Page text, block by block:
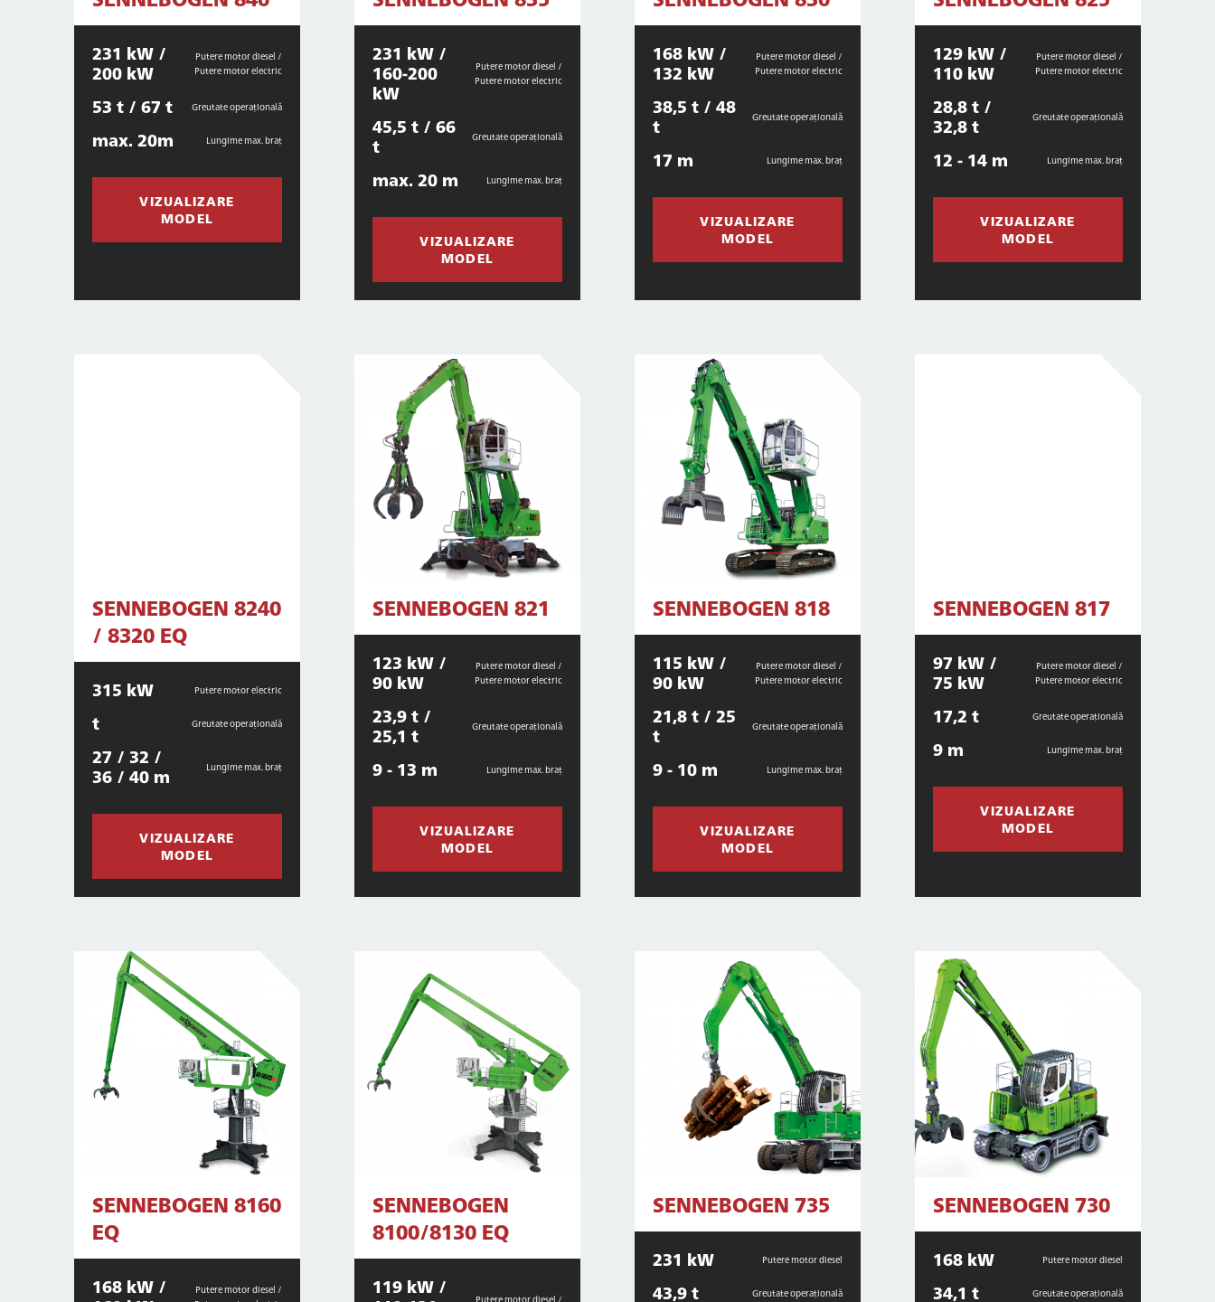
231 kW /
200 kW
Putere motor diesel /
Putere motor electric
53 t / 67 t Greutate operațională
max. 20m Lungime max. braț
VIZUALIZARE
MODEL
231 kW /
160-200
kW
Putere motor diesel /
Putere motor electric
45,5 t / 66
t
Greutate operațională
max. 20 m Lungime max. braț
VIZUALIZARE
MODEL
168 kW /
132 kW
Putere motor diesel /
Putere motor electric
38,5 t / 48
t
Greutate operațională
17 m Lungime max. braț
VIZUALIZARE
MODEL
129 kW /
110 kW
Putere motor diesel /
Putere motor electric
28,8 t /
32,8 t
Greutate operațională
12 - 14 m Lungime max. braț
VIZUALIZARE
MODEL
SENNEBOGEN 8240
/ 8320 EQ
315 kW Putere motor electric
t Greutate operațională
27 / 32 /
36 / 40 m
Lungime max. braț
VIZUALIZARE
MODEL
SENNEBOGEN 821
123 kW /
90 kW
Putere motor diesel /
Putere motor electric
23,9 t /
25,1 t
Greutate operațională
9 - 13 m Lungime max. braț
VIZUALIZARE
MODEL
SENNEBOGEN 818
115 kW /
90 kW
Putere motor diesel /
Putere motor electric
21,8 t / 25
t
Greutate operațională
9 - 10 m Lungime max. braț
VIZUALIZARE
MODEL
SENNEBOGEN 817
97 kW /
75 kW
Putere motor diesel /
Putere motor electric
17,2 t Greutate operațională
9 m Lungime max. braț
VIZUALIZARE
MODEL
SENNEBOGEN 8160
EQ
168 kW /
Putere motor diesel /
SENNEBOGEN
8100/8130 EQ
119 kW /
Putere motor diesel /
SENNEBOGEN 735
231 kW Putere motor diesel
43,9 t Greutate operațională
SENNEBOGEN 730
168 kW Putere motor diesel
34,1 t Greutate operațională